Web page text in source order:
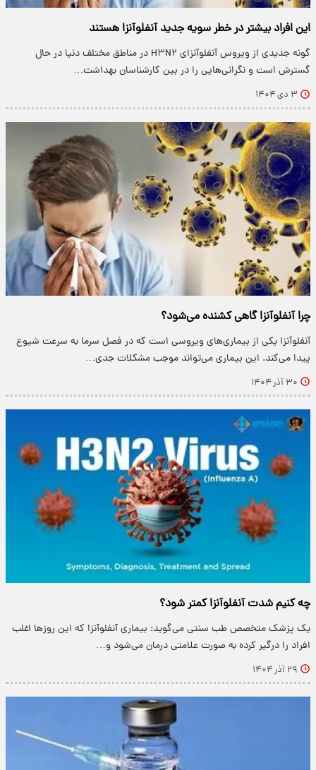
این افراد بیشتر در خطر سویه جدید آنفلوآنزا هستند
گونه جدیدی از ویروس آنفلوآنزای H۳N۲ در مناطق مختلف دنیا در حال
گسترش است و نگرانی‌هایی را در بین کارشناسان بهداشت…
۳ دی ۱۴۰۴
چرا آنفلوآنزا گاهی کشنده می‌شود؟
آنفلوآنزا یکی از بیماری‌های ویروسی است که در فصل سرما به سرعت شیوع
پیدا می‌کند. این بیماری می‌تواند موجب مشکلات جدی…
۳۰ آذر ۱۴۰۴
چه کنیم شدت آنفلوآنزا کمتر شود؟
یک پزشک متخصص طب سنتی می‌گوید: بیماری آنفلوآنزا که این روزها اغلب
افراد را درگیر کرده به‌ صورت علامتی درمان می‌شود و…
۲۹ آذر ۱۴۰۴